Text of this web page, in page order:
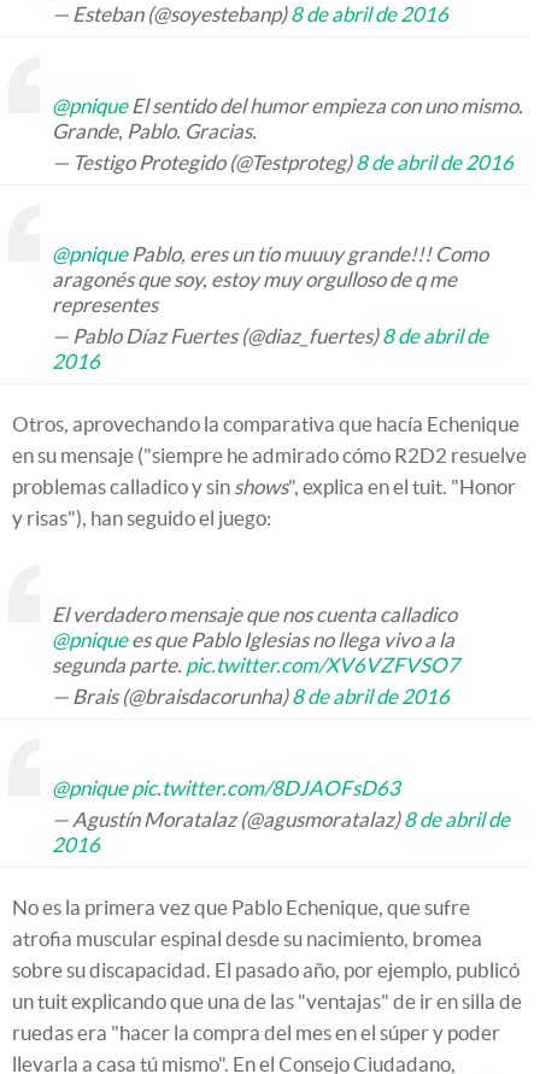
— Esteban (@soyestebanp)8 de abril de 2016
@pniqueEl sentido del humor empieza con uno mismo.
Grande, Pablo. Gracias.
— Testigo Protegido (@Testproteg)8 de abril de 2016
@pniquePablo, eres un tío muuuy grande!!! Como
aragonés que soy, estoy muy orgulloso de q me
representes
— Pablo Díaz Fuertes (@diaz_fuertes)8 de abril de
2016
Otros, aprovechando la comparativa que hacía Echenique
en su mensaje ("siempre he admirado cómo R2D2 resuelve
problemas calladico y sin shows", explica en el tuit. "Honor
y risas"), han seguido el juego:
El verdadero mensaje que nos cuenta calladico
@pniquees que Pablo Iglesias no llega vivo a la
segunda parte. pic.twitter.com/XV6VZFVSO7
— Brais (@braisdacorunha)8 de abril de 2016
@pnique pic.twitter.com/8DJAOFsD63
— Agustín Moratalaz (@agusmoratalaz)8 de abril de
2016
No es la primera vez que Pablo Echenique, que sufre
atrofia muscular espinal desde su nacimiento, bromea
sobre su discapacidad. El pasado año, por ejemplo, publicó
un tuit explicando que una de las "ventajas" de ir en silla de
ruedas era "hacer la compra del mes en el súper y poder
llevarla a casa tú mismo". En el Consejo Ciudadano,